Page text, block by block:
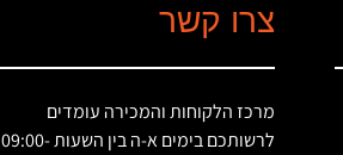
צרו קשר
מרכז הלקוחות והמכירה עומדים
לרשותכם בימים א-ה בין השעות 09:00-